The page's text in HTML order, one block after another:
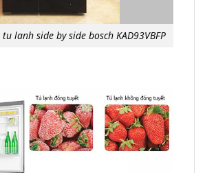
lanh side by side bosch KAD93VBFP